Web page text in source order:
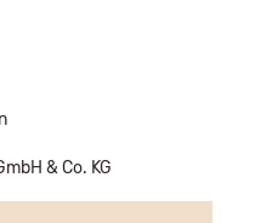
& Co. KG